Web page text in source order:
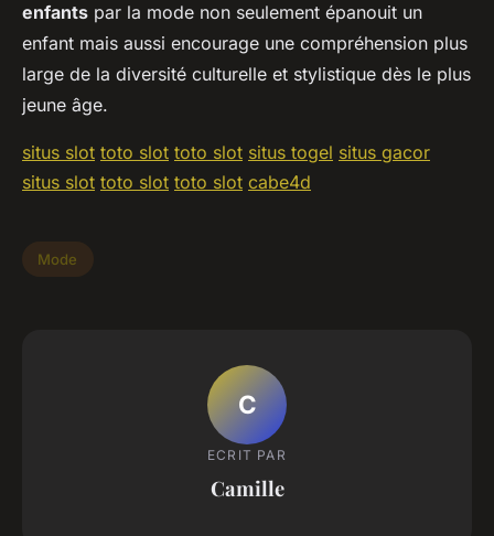
enfants par la mode non seulement épanouit un
enfant mais aussi encourage une compréhension plus
large de la diversité culturelle et stylistique dès le plus
jeune âge.
situs slot toto slot toto slot situs togel situs gacor
situs slot toto slot toto slot cabe4d
Mode
C
ECRIT PAR
Camille